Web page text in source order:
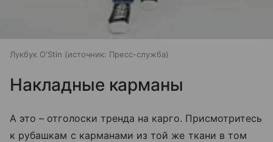
Лукбук O'Stin источник: Пресс-служба
Накладные карманы
А это – отголоски тренда на карго. Присмотритесь
к рубашкам с карманами из той же ткани в том